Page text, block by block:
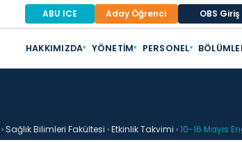
ABU ICE Aday Öğrenci OBS Giriş
HAKKIMIZDA▾ YÖNETIM▾ PERSONEL▾
› Sağlık Bilimleri Fakültesi ›Etkinlik Takvimi ›10-16 Mayıs